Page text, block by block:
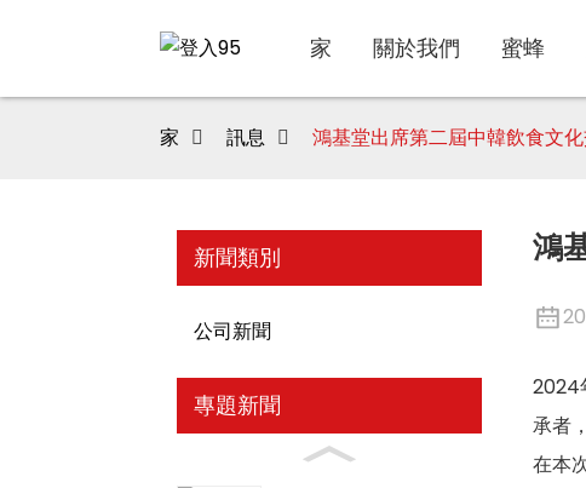
家 關於我們 蜜蜂
家 訊息 鴻基堂出席第二屆中韓飲食文
新聞類別
公司新聞
專題新聞
鴻
2024
承者
在本